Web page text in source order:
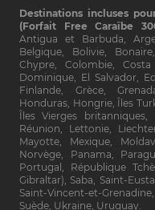
Destinations incluses
(Forfait Free Caraïbe
Antigua et Barbuda,
Belgique, Bolivie,
Chypre, Colombie,
Dominique, El Salvador,
Finlande, Grèce,
Honduras, Hongrie, Îles
Îles Vierges
Réunion, Lettonie,
Mayotte, Mexique,
Norvège, Panama,
Portugal, République
Gibraltar), Saba, Saint-
Saint-Vincent-et-
Suède, Ukraine, Uruguay.